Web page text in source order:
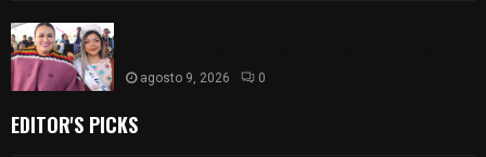
agosto 9, 2026 0
EDITOR'S PICKS